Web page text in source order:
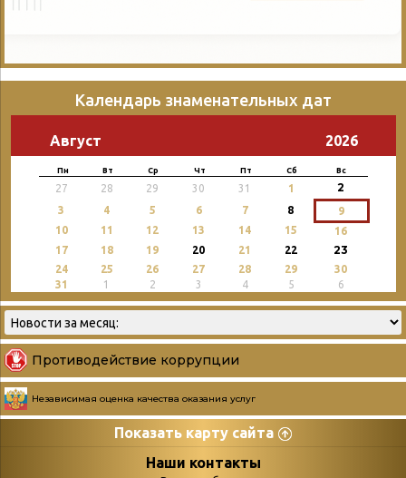
Календарь знаменательных дат
Август 2026
Пн Вт Ср Чт Пт Сб Вс
27 28 29 30 31 1 2
3 4 5 6 7 8
9
10
11 12 13 14 15
16
17
18 19 20 21 22 23
24 25 26 27 28 29
30
31
1 2 3 4 5 6
Противодействие коррупции
Независимая оценка качества оказания услуг
Показать карту сайта
СтраницыНаши контакты